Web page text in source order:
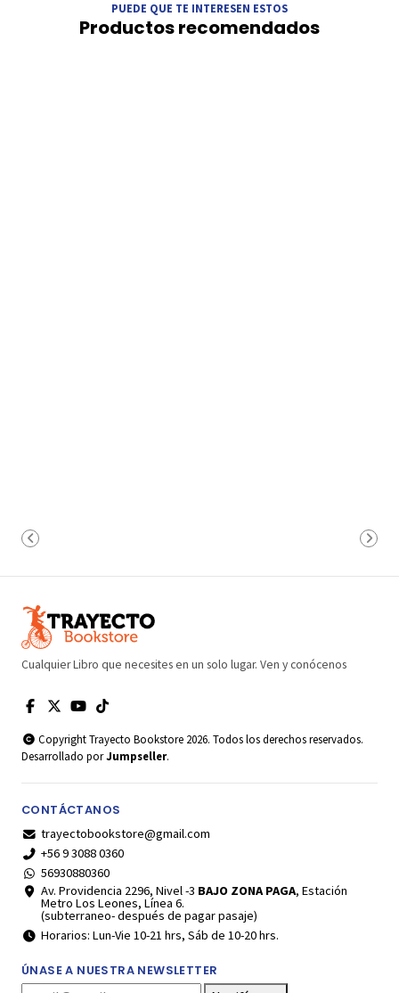
PUEDE QUE TE INTERESEN ESTOS
Productos recomendados
Cualquier Libro que necesites en un solo lugar. Ven y conócenos
Copyright Trayecto Bookstore 2026. Todos los derechos reservados.
Desarrollado porJumpseller.
CONTÁCTANOS
trayectobookstore@gmail.com
+56 9 3088 0360
56930880360
Av. Providencia 2296, Nivel -3 BAJO ZONA PAGA, Estación
Metro Los Leones, Línea 6.
(subterraneo- después de pagar pasaje)
Horarios: Lun-Vie 10-21 hrs, Sáb de 10-20 hrs.
ÚNASE A NUESTRA NEWSLETTER